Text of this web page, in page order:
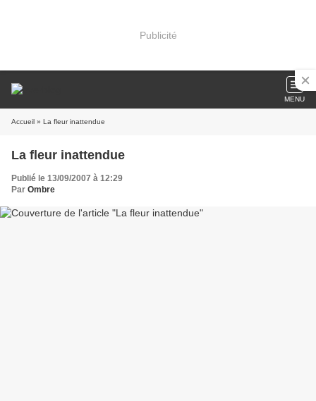
Publicité
MENU
Accueil » La fleur inattendue
La fleur inattendue
Publié le 13/09/2007 à 12:29
Par Ombre